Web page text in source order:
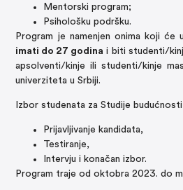
Mentorski program;
Psihološku podršku.
Program je namenjen onima koji će
imati do 27 godina i biti studenti/
apsolventi/kinje ili studenti/kinje
univerziteta u Srbiji.
Izbor studenata za Studije
Prijavljivanje kandidata,
Testiranje,
Intervju i konačan izbor.
Program traje od oktobra 2023. do